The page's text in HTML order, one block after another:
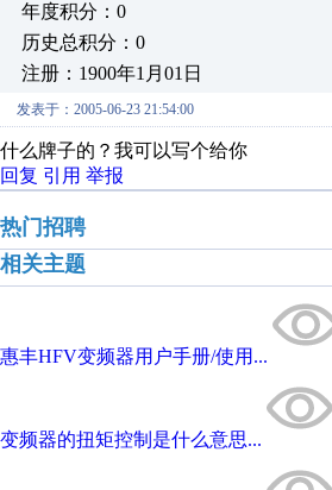
年度积分：0
历史总积分：0
注册：1900年1月01日
发表于：2005-06-23 21:54:00
什么牌子的？我可以写个给你
回复 引用 举报
热门招聘
相关主题
惠丰HFV变频器用户手册/使用...
变频器的扭矩控制是什么意思...